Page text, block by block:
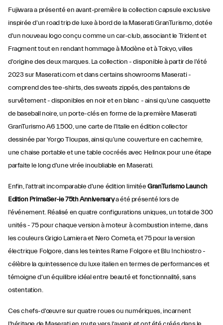
Fujiwara a présenté en avant-première la collection capsule exclusive
inspirée d'un road trip de luxe à bord de la Maserati GranTurismo, dotée
d'un nouveau logo conçu comme un car-club, associant le Trident et
Fragment tout en rendant hommage à Modène et à Tokyo, villes
d'origine des deux marques. La collection - disponible à partir de l'été
2023 sur Maserati.com et dans certains showrooms Maserati -
comprend des tee-shirts, des sweats zippés, des pantalons de
survêtement - disponibles en noir et en blanc - ainsi qu'une casquette
de baseball noire, un porte-clés en forme de la première Maserati
GranTurismo A6 1.500, une carte de l'Italie en édition collector
dessinée par Yorgo Tloupas, ainsi qu'une couverture en cachemire,
une chaise portable et une table cocréés avec Helinox pour une étape
parfaite le long d'une virée inoubliable en Maserati.
Enfin, l'attrait incomparable d'une édition limitéeGranTurismo Launch
Edition PrimaSer-ie 75th Anniversarya été présenté lors de
l'événement. Réalisé en quatre configurations uniques, un total de 300
unités - 75 pour chaque version à moteur à combustion interne, dans
les couleurs Grigio Lamiera et Nero Cometa, et 75 pour la version
électrique Folgore, dans les teintes Rame Folgore et Blu Inchiostro -
célèbre la quintessence du luxe italien en termes de performances et
témoigne d'un équilibre idéal entre beauté et fonctionnalité, sans
ostentation.
Ces chefs-d'œuvre sur quatre roues ou numériques, incarnent